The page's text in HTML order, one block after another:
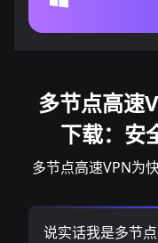
多节点高
下载：安
多节点高速VPN为
说实话我是多节